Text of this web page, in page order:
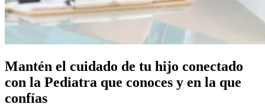
Mantén el cuidado de tu hijo conectado
con la Pediatra que conoces y en la que
confías